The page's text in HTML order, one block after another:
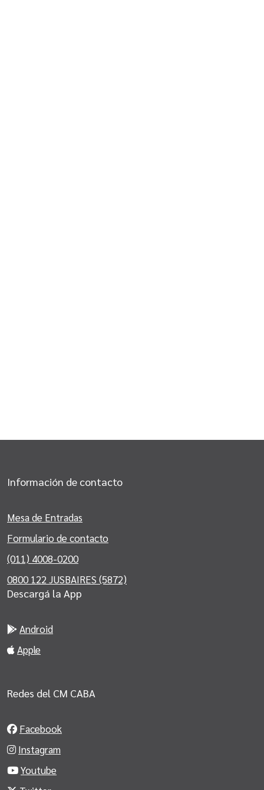
Información de contacto
Mesa de Entradas
Formulario de contacto
(011) 4008-0200
0800 122 JUSBAIRES (5872)
Descargá la App
Android
Apple
Redes del CM CABA
Facebook
Instagram
Youtube